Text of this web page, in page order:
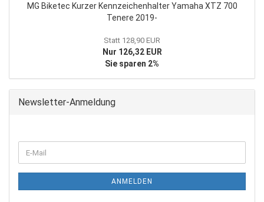
MG Biketec Kurzer Kennzeichenhalter Yamaha XTZ 700
Tenere 2019-
Statt 128,90 EUR
Nur 126,32 EUR
Sie sparen 2%
Newsletter-Anmeldung
ZUR
E-
Mail
ANMELDEN